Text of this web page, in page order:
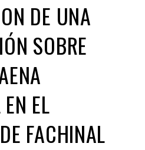
DE UNA
SOBRE
EL
FACHINAL